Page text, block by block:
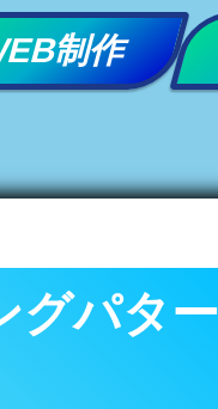
制作
グパター